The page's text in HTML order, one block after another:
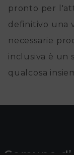
pronto per
definitivo una
necessarie
inclusiva è un
qualcosa